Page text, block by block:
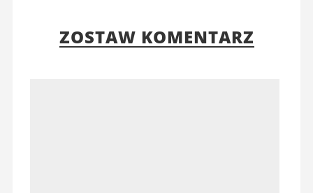
ZOSTAW KOMENTARZ